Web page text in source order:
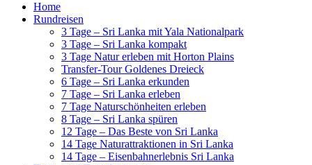
Home
Rundreisen
3 Tage – Sri Lanka mit Yala Nationalpark
3 Tage – Sri Lanka kompakt
3 Tage Natur erleben mit Horton Plains
Transfer-Tour Goldenes Dreieck
6 Tage – Sri Lanka erkunden
7 Tage – Sri Lanka erleben
7 Tage Naturschönheiten erleben
8 Tage – Sri Lanka spüren
12 Tage – Das Beste von Sri Lanka
14 Tage Naturattraktionen in Sri Lanka
14 Tage – Eisenbahnerlebnis Sri Lanka